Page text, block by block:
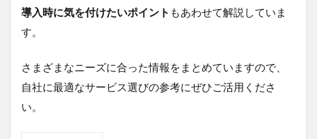
導入時に気を付けたいポイント もあわせて解説していま
す。
さまざまなニーズに合った情報をまとめていますので、
自社に最適なサービス選びの参考にぜひご活用くださ
い。